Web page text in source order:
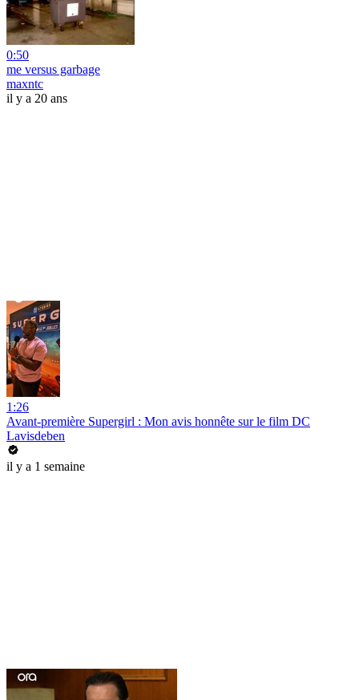
0:50
me versus garbage
maxntc
il y a 20 ans
1:26
Avant-première Supergirl : Mon avis honnête sur le film DC
Lavisdeben
il y a 1 semaine